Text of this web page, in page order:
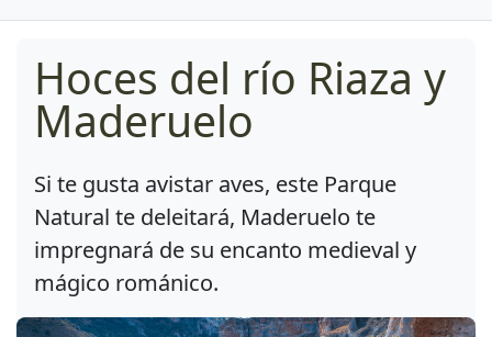
Hoces del río Riaza y
Maderuelo
Si te gusta avistar aves, este Parque
Natural te deleitará, Maderuelo te
impregnará de su encanto medieval y
mágico románico.